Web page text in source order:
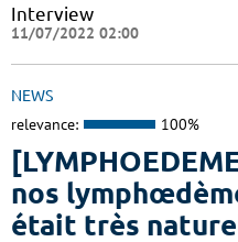
Interview
11/07/2022 02:00
NEWS
relevance: 100%
nos
était très